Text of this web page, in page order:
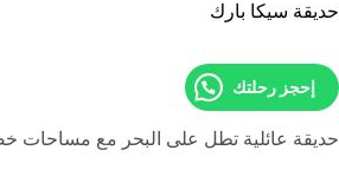
حديقة سيكا بارك
إحجز رحلتك
حديقة عائلية تطل على البحر مع مساحات